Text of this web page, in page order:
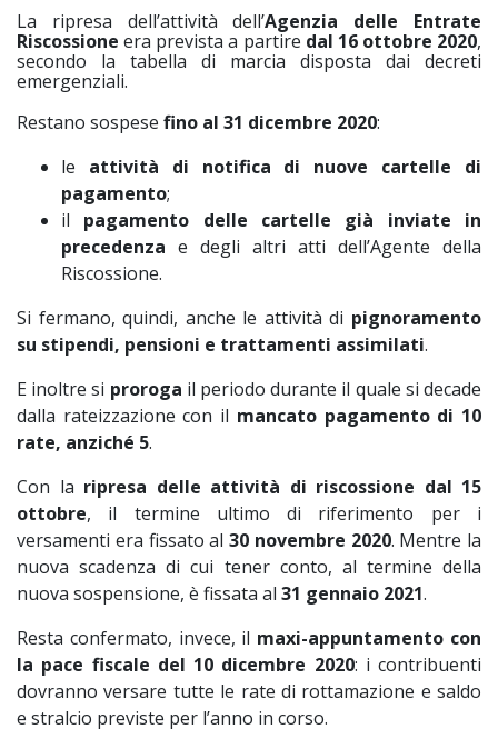
La ripresa dell’attività dell’Agenzia delle Entrate
Riscossione era prevista a partire dal 16 ottobre 2020,
secondo la tabella di marcia disposta dai decreti
emergenziali.
Restano sospese fino al 31 dicembre 2020:
le attività di notifica di nuove cartelle di
pagamento;
il pagamento delle cartelle già inviate in
precedenza e degli altri atti dell’Agente della
Riscossione.
Si fermano, quindi, anche le attività di pignoramento
su stipendi, pensioni e trattamenti assimilati.
E inoltre si proroga il periodo durante il quale si decade
dalla rateizzazione con il mancato pagamento di 10
rate, anziché 5.
Con la ripresa delle attività di riscossione dal 15
ottobre, il termine ultimo di riferimento per i
versamenti era fissato al 30 novembre 2020. Mentre la
nuova scadenza di cui tener conto, al termine della
nuova sospensione, è fissata al 31 gennaio 2021.
Resta confermato, invece, il maxi-appuntamento con
la pace fiscale del 10 dicembre 2020: i contribuenti
dovranno versare tutte le rate di rottamazione e saldo
e stralcio previste per l’anno in corso.